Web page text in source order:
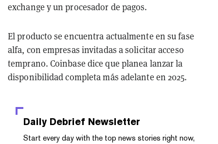
exchange y un procesador de pagos.
El producto se encuentra actualmente en su fase
alfa, con empresas invitadas a solicitar acceso
temprano. Coinbase dice que planea lanzar la
disponibilidad completa más adelante en 2025.
Daily Debrief Newsletter
Start every day with the top news stories right now,